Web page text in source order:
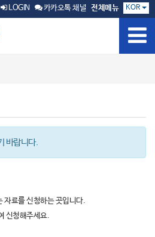
LOGIN 카카오톡 채널 전체메뉴 KOR
바랍니다.
자료를 신청하는 곳입니다.
신청해주세요.